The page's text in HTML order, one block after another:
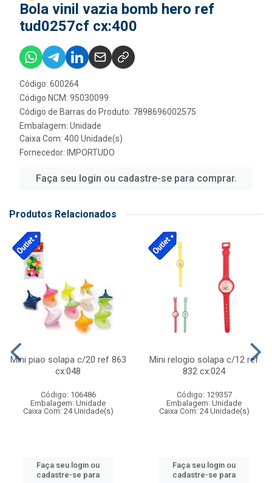
Bola vinil vazia bomb hero ref
tud0257cf cx:400
Código: 600264
Código NCM: 95030099
Código de Barras do Produto: 7898696002575
Embalagem: Unidade
Caixa Com: 400 Unidade(s)
Fornecedor: IMPORTUDO
Faça seu login ou cadastre-se para comprar.
Produtos Relacionados
Mini piao solapa c/20 ref 863
cx:048
Código: 106486
Embalagem: Unidade
Caixa Com: 24 Unidade(s)
Faça seu login ou
cadastre-se para
Mini relogio solapa c/12 ref
832 cx:024
Código: 129357
Embalagem: Unidade
Caixa Com: 24 Unidade(s)
Faça seu login ou
cadastre-se para